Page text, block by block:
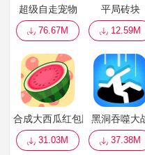
超级自走宠物
76.67M
平局砖块
12.59M
合成大西瓜红包版
31.03M
黑洞吞噬大
37.38M